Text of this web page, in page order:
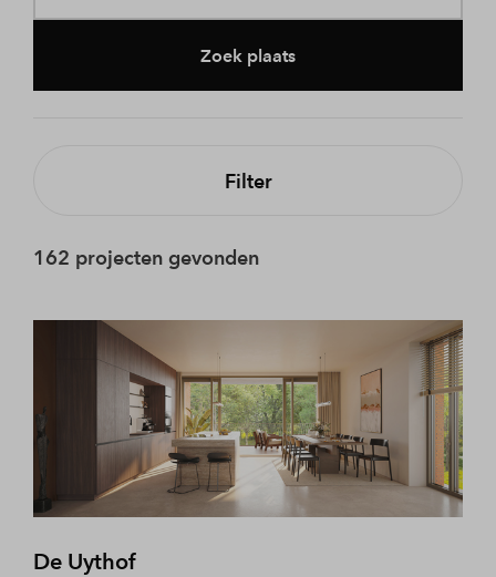
Zoek plaats
Filter
162 projecten gevonden
De Uythof